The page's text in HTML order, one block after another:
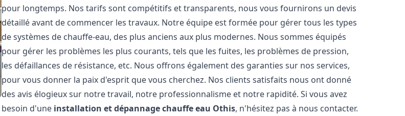
pour longtemps. Nos tarifs sont compétitifs et transparents, nous vous fournirons un devis
détaillé avant de commencer les travaux. Notre équipe est formée pour gérer tous les types
de systèmes de chauffe-eau, des plus anciens aux plus modernes. Nous sommes équipés
pour gérer les problèmes les plus courants, tels que les fuites, les problèmes de pression,
les défaillances de résistance, etc. Nous offrons également des garanties sur nos services,
pour vous donner la paix d'esprit que vous cherchez. Nos clients satisfaits nous ont donné
des avis élogieux sur notre travail, notre professionnalisme et notre rapidité. Si vous avez
besoin d'une installation et dépannage chauffe eau Othis, n'hésitez pas à nous contacter.